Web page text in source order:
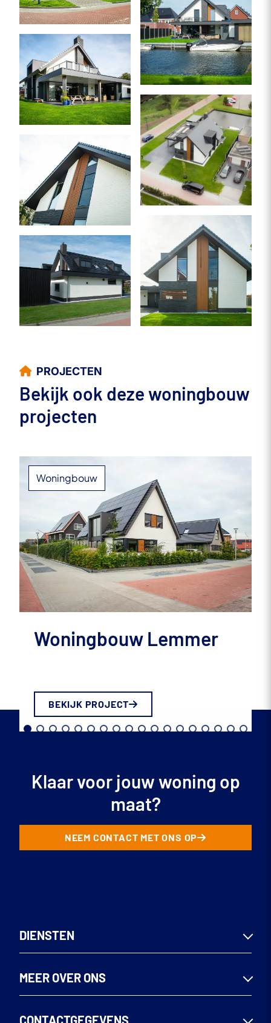
PROJECTEN
Bekijk ook deze woningbouw
projecten
Woningbouw
Woningbouw Lemmer
BEKIJK PROJECT
Klaar voor jouw woning op
maat?
NEEM CONTACT MET ONS OP
DIENSTEN
Woningen
MEER OVER ONS
Team
CONTACTGEGEVENS